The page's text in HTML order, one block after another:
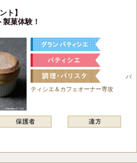
ト】
菓体験！
パ
ティシエ＆カフェオーナー専攻